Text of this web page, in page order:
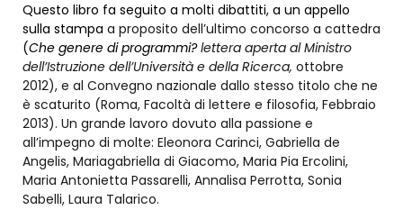
Questo libro fa seguito a molti dibattiti, a un appello
sulla stampa a proposito dell’ultimo concorso a cattedra
(Che genere di programmi? lettera aperta al Ministro
dell’Istruzione dell’Università e della Ricerca, ottobre
2012), e al Convegno nazionale dallo stesso titolo che ne
è scaturito (Roma, Facoltà di lettere e filosofia, Febbraio
2013). Un grande lavoro dovuto alla passione e
all’impegno di molte: Eleonora Carinci, Gabriella de
Angelis, Mariagabriella di Giacomo, Maria Pia Ercolini,
Maria Antonietta Passarelli, Annalisa Perrotta, Sonia
Sabelli, Laura Talarico.